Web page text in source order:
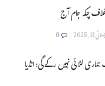
چکہ جام آج
13, 2025
0
لڑائی نہیں رکے گی: انڈیا